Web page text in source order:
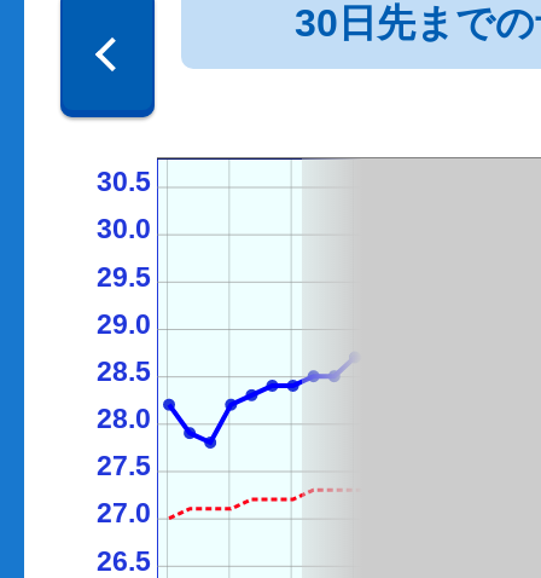
30日先まで
26.5
27.0
27.5
28.0
28.5
29.0
29.5
30.0
30.5